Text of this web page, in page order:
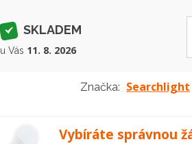
SKLADEM
u Vás 11. 8. 2026
Značka: Searchlight
Vybíráte správnou